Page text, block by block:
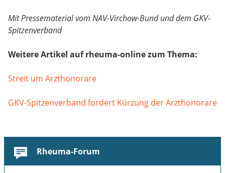
Mit Pressematerial vom NAV-Virchow-Bund und dem GKV-
Spitzenverband
Weitere Artikel auf rheuma-online zum Thema:
Streit um Arzthonorare
GKV-Spitzenverband fordert Kürzung der Arzthonorare
Rheuma-Forum